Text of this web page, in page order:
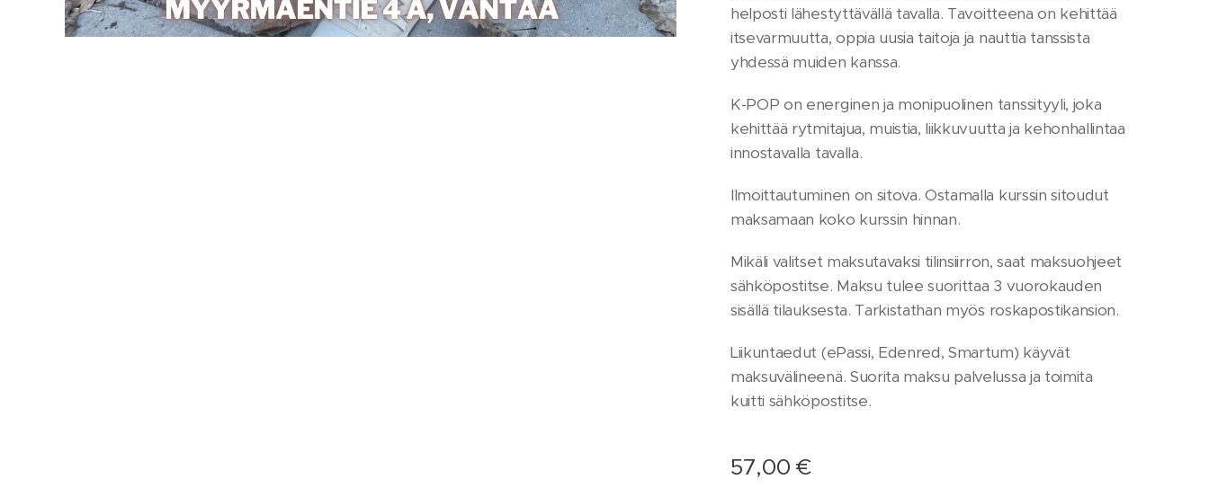
helposti lähestyttävällä tavalla. Tavoitteena on kehittää
itsevarmuutta, oppia uusia taitoja ja nauttia tanssista
yhdessä muiden kanssa.
K-POP on energinen ja monipuolinen tanssityyli, joka
kehittää rytmitajua, muistia, liikkuvuutta ja kehonhallintaa
innostavalla tavalla.
Ilmoittautuminen on sitova. Ostamalla kurssin sitoudut
maksamaan koko kurssin hinnan.
Mikäli valitset maksutavaksi tilinsiirron, saat maksuohjeet
sähköpostitse. Maksu tulee suorittaa 3 vuorokauden
sisällä tilauksesta. Tarkistathan myös roskapostikansion.
Liikuntaedut (ePassi, Edenred, Smartum) käyvät
maksuvälineenä. Suorita maksu palvelussa ja toimita
kuitti sähköpostitse.
57,00 €